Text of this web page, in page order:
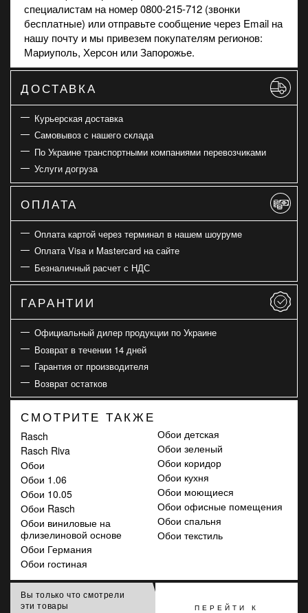
специалистам на номер 0800-215-712 (звонки
бесплатные) или отправьте сообщение через Email на
нашу почту и мы привезем покупателям регионов:
Мариуполь, Херсон или Запорожье.
ДОСТАВКА
Курьерская доставка
Самовывоз с нашего склада
По Украине транспортными компаниями перевозчиками
Услуги догруза
ОПЛАТА
Оплата картой через терминал в нашем шоуруме
Оплата Visa и Mastercard на сайте
Безналичный расчет с НДС
ГАРАНТИИ
Официальный дилер продукции по Украине
Возврат в течении 14 дней
Гарантия от производителя
Возврат остатков
СМОТРИТЕ ТАКЖЕ
Rasch
Rasch Riva
Обои
Обои 1.06
Обои 10.05
Обои Rasch
Обои виниловые на
флизелиновой основе
Обои Германия
Обои гостиная
Обои детская
Обои зеленый
Обои коридор
Обои кухня
Обои моющиеся
Обои офисные помещения
Обои спальня
Обои текстиль
Вы только что смотрели
эти товары
ПЕРЕЙТИ К